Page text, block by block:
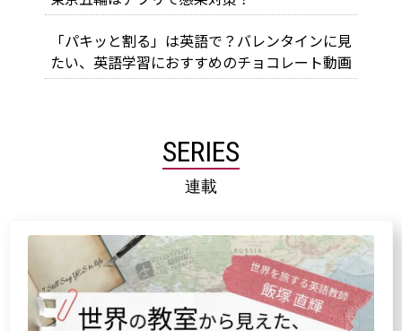
「パキッと割る」は英語で？バレンタインに見
たい、英語学習におすすめのチョコレート動画
SERIES
連載